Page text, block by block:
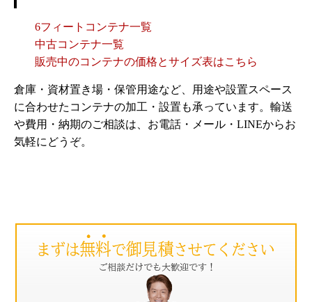
6フィートコンテナ一覧
中古コンテナ一覧
販売中のコンテナの価格とサイズ表はこちら
倉庫・資材置き場・保管用途など、用途や設置スペース
に合わせたコンテナの加工・設置も承っています。輸送
や費用・納期のご相談は、お電話・メール・LINEからお
気軽にどうぞ。